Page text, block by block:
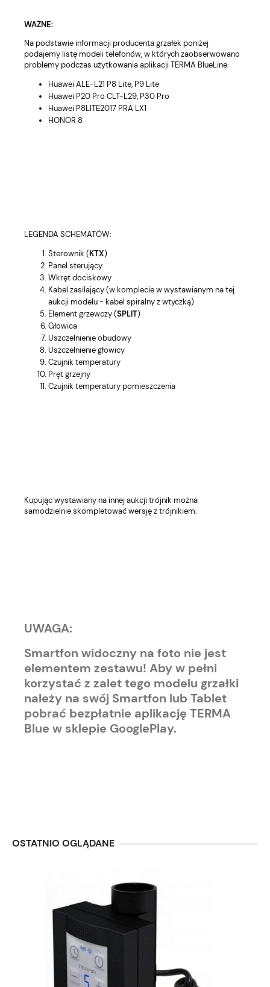
WAŻNE:
Na podstawie informacji producenta grzałek poniżej
podajemy listę modelitelefonów,wktórychzaobserwowano
problemy podczas użytkowaniaaplikacji TERMA BlueLine:
Huawei ALE-L21 P8 Lite, P9 Lite
Huawei P20 Pro CLT-L29, P30 Pro
Huawei P8LITE2017 PRA LX1
HONOR 8
LEGENDA SCHEMATÓW:
Sterownik (KTX)
Panel sterujący
Wkręt dociskowy
Kabel zasilający (w komplecie w wystawianym na tej
aukcji modelu - kabel spiralny z wtyczką)
Element grzewczy (SPLIT)
Głowica
Uszczelnienie obudowy
Uszczelnienie głowicy
Czujnik temperatury
Pręt grzejny
Czujnik temperatury pomieszczenia
Kupując wystawiany na innej aukcji trójnik można
samodzielnie skompletować wersję z trójnikiem.
UWAGA:
Smartfon widoczny na foto nie jest
elementem zestawu! Aby w pełni
korzystać z zalet tego modelu grzałki
należy na swój Smartfon lub Tablet
pobrać bezpłatnie aplikację TERMA
Blue w sklepie GooglePlay.
OSTATNIO OGLĄDANE